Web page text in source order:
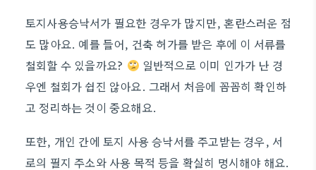
토지사용승낙서가 필요한 경우가 많지만, 혼란스러운 점
도 많아요. 예를 들어, 건축 허가를 받은 후에 이 서류를
철회할 수 있을까요?
일반적으로 이미 인가가 난 경
우엔 철회가 쉽진 않아요. 그래서 처음에 꼼꼼히 확인하
고 정리하는 것이 중요해요.
또한, 개인 간에 토지 사용 승낙서를 주고받는 경우, 서
로의 필지 주소와 사용 목적 등을 확실히 명시해야 해요.